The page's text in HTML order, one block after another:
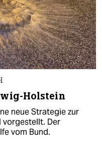
Holstein
neue Strategie zur
vorgestellt. Der
vom Bund.